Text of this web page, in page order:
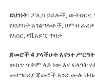
ደህንነት: ፖሊስ ኃይሎች, ውትድርና,
የደህንነት አገልግሎቶች, ቦምብ
የእስር, የቪአይፒ ጥበቃ
ጃመሮች 4 ያላችሁት እናንተ ሥርዓት
ውስጥ ጥቅም ላይ ነው እና ፍላጎት
መተግበሪያ ጃመሮች አንድ ሙሉ